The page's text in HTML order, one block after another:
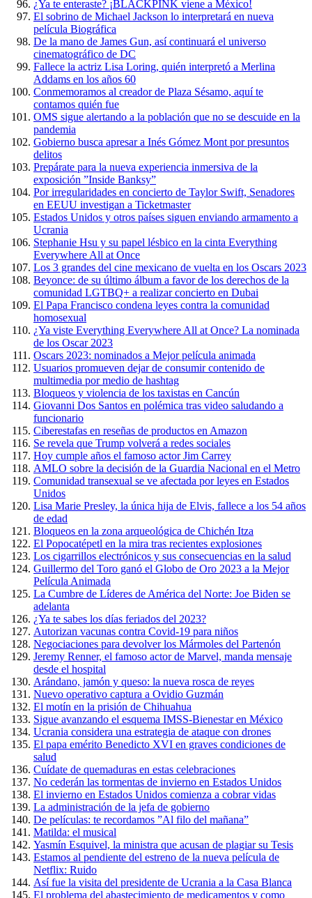
¿Ya te enteraste? ¡BLACKPINK viene a México!
El sobrino de Michael Jackson lo interpretará en nueva
película Biográfica
De la mano de James Gun, así continuará el universo
cinematográfico de DC
Fallece la actriz Lisa Loring, quién interpretó a Merlina
Addams en los años 60
Conmemoramos al creador de Plaza Sésamo, aquí te
contamos quién fue
OMS sigue alertando a la población que no se descuide en la
pandemia
Gobierno busca apresar a Inés Gómez Mont por presuntos
delitos
Prepárate para la nueva experiencia inmersiva de la
exposición ”Inside Banksy”
Por irregularidades en concierto de Taylor Swift, Senadores
en EEUU investigan a Ticketmaster
Estados Unidos y otros países siguen enviando armamento a
Ucrania
Stephanie Hsu y su papel lésbico en la cinta Everything
Everywhere All at Once
Los 3 grandes del cine mexicano de vuelta en los Oscars 2023
Beyonce: de su último álbum a favor de los derechos de la
comunidad LGTBQ+ a realizar concierto en Dubai
El Papa Francisco condena leyes contra la comunidad
homosexual
¿Ya viste Everything Everywhere All at Once? La nominada
de los Oscar 2023
Oscars 2023: nominados a Mejor película animada
Usuarios promueven dejar de consumir contenido de
multimedia por medio de hashtag
Bloqueos y violencia de los taxistas en Cancún
Giovanni Dos Santos en polémica tras video saludando a
funcionario
Ciberestafas en reseñas de productos en Amazon
Se revela que Trump volverá a redes sociales
Hoy cumple años el famoso actor Jim Carrey
AMLO sobre la decisión de la Guardia Nacional en el Metro
Comunidad transexual se ve afectada por leyes en Estados
Unidos
Lisa Marie Presley, la única hija de Elvis, fallece a los 54 años
de edad
Bloqueos en la zona arqueológica de Chichén Itza
El Popocatépetl en la mira tras recientes explosiones
Los cigarrillos electrónicos y sus consecuencias en la salud
Guillermo del Toro ganó el Globo de Oro 2023 a la Mejor
Película Animada
La Cumbre de Líderes de América del Norte: Joe Biden se
adelanta
¿Ya te sabes los días feriados del 2023?
Autorizan vacunas contra Covid-19 para niños
Negociaciones para devolver los Mármoles del Partenón
Jeremy Renner, el famoso actor de Marvel, manda mensaje
desde el hospital
Arándano, jamón y queso: la nueva rosca de reyes
Nuevo operativo captura a Ovidio Guzmán
El motín en la prisión de Chihuahua
Sigue avanzando el esquema IMSS-Bienestar en México
Ucrania considera una estrategia de ataque con drones
El papa emérito Benedicto XVI en graves condiciones de
salud
Cuídate de quemaduras en estas celebraciones
No cederán las tormentas de invierno en Estados Unidos
El invierno en Estados Unidos comienza a cobrar vidas
La administración de la jefa de gobierno
De películas: te recordamos ”Al filo del mañana”
Matilda: el musical
Yasmín Esquivel, la ministra que acusan de plagiar su Tesis
Estamos al pendiente del estreno de la nueva película de
Netflix: Ruido
Así fue la visita del presidente de Ucrania a la Casa Blanca
El problema del abastecimiento de medicamentos y como